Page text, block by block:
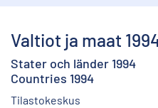
Valtiot ja maat
Stater och länder 1994
Countries 1994
Tilastokeskus